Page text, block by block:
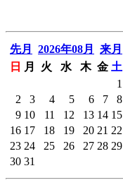
先月 2026年08月
来月
日
月 火 水 木 金 土
1
2
3 4 5 6 7
8
9 10 11 12 13 14 15
16 17 18 19 20 21 22
23 24 25 26 27 28 29
30 31